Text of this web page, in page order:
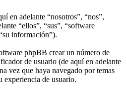
en adelante “nosotros”, “nos”,
“ellos”, “sus”, “software
información”).
phpBB crear un número de
de usuario (de aquí en adelante
vez que haya navegado por temas
experiencia de usuario.